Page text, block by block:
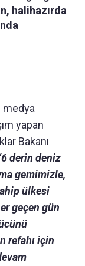
halihazırda
medya
yapan
Bakanı
derin deniz
gemimizle,
ülkesi
geçen gün
refahı için